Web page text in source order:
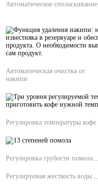
Автоматическое споласкивание
Автоматическая очистка от
накипи
Регулировка температуры кофе
Регулировка грубости помола
Регулируемая жесткость воды